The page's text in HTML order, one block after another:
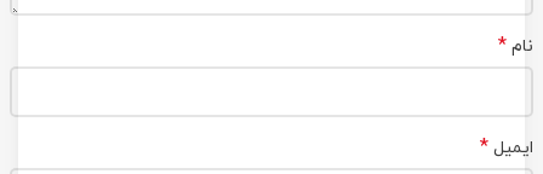
نام *
ایمیل *